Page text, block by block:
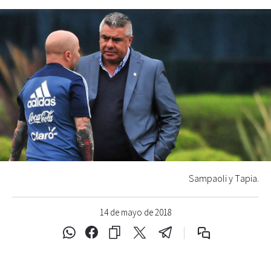
14 de mayo de 2018
Sampaoli y Tapia.